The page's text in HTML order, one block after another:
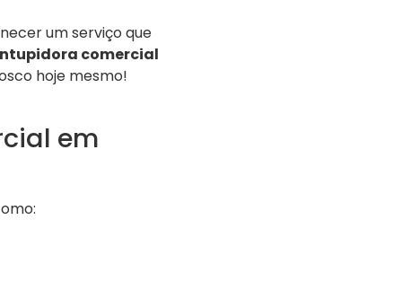
um serviço que
comercial
hoje mesmo!
em